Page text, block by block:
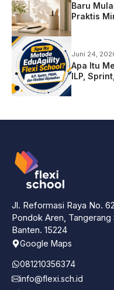
Baru
Praktis
Juni 24,
Apa Itu
ILP,
Jl. Reformasi Raya No.
Pondok Aren, Tangerang
Banten. 15224
Google Maps
081210356374
info@flexi.sch.id